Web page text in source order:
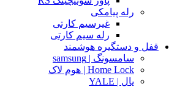
رله پیامکی
غیرسیم کارتی
رله سیم کارتی
قفل و دستگیره هوشمند
سامسونگ | samsung
Home Lock | هوم لاک
یال | YALE